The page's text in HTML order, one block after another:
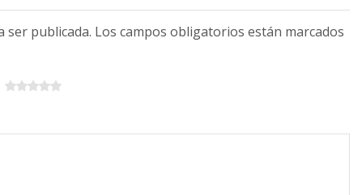
ser publicada. Los campos obligatorios están marcados